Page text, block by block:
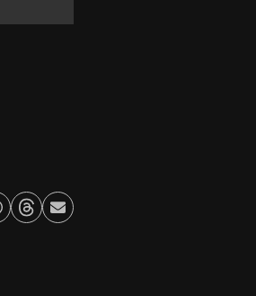
ThreadsEnviar